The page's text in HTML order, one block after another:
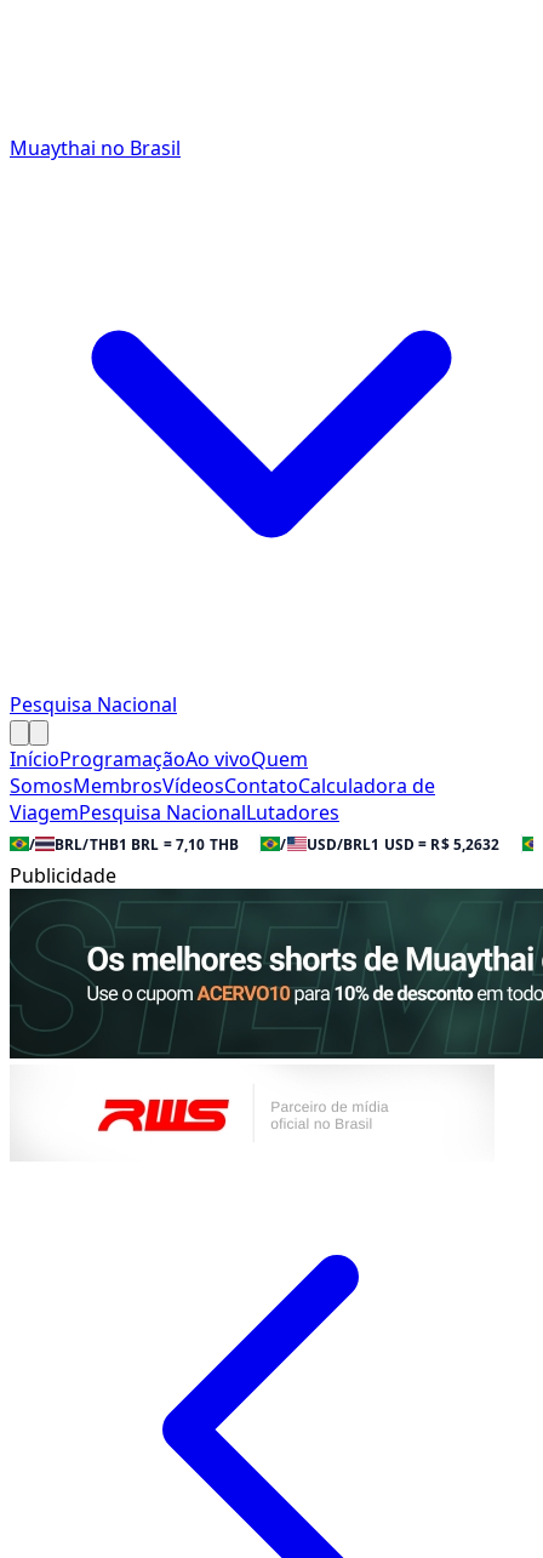
Muaythai no Brasil
Pesquisa Nacional
InícioProgramaçãoAo vivoQuem
SomosMembrosVídeosContatoCalculadora de
ViagemPesquisa NacionalLutadores
/ BRL/THB1 BRL = 7,10 THB / USD/BRL1 USD = R$ 5,2632
Publicidade